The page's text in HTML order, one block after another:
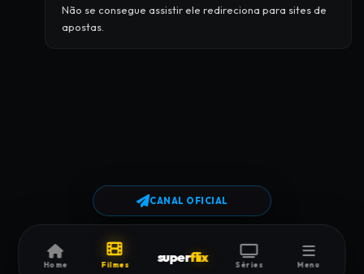
Home Filmes superflix Séries Menu
Não se consegue assistir ele redireciona para sites de
apostas.
CANAL OFICIAL